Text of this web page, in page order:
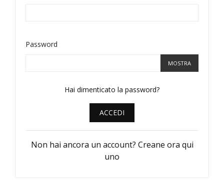
Password
MOSTRA
Hai dimenticato la password?
ACCEDI
Non hai ancora un account? Creane ora qui
uno